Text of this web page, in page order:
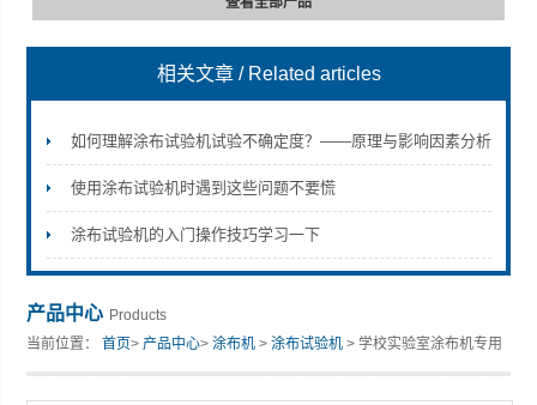
山东安尼麦特仪器有限公司
相关文章 / Related articles
如何理解涂布试验机试验不确定度？——原理与影响因素分析
使用涂布试验机时遇到这些问题不要慌
涂布试验机的入门操作技巧学习一下
产品中心 Products
当前位置：首页>产品中心>涂布机 >涂布试验机 > 学校实验室涂布机专用